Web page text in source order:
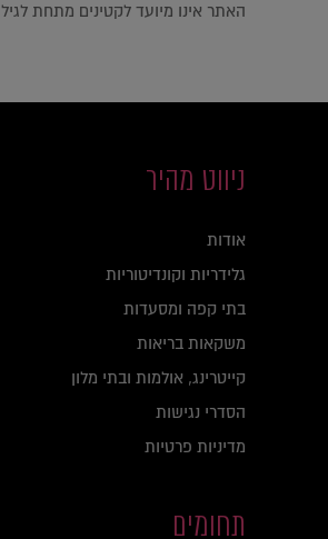
האתר אינו מיועד לקטינים מתחת לגיל 18.
ניווט מהיר
אודות
גלידריות וקונדיטוריות
בתי קפה ומסעדות
משקאות בריאות
קייטרינג, אולמות ובתי מלון
הסדרי נגישות
מדיניות פרטיות
תחומים